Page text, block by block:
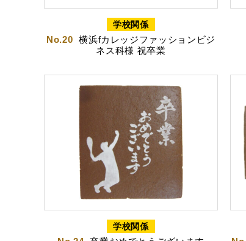
茶ってら
プライバシーポリシー
学校関係
No.20
横浜fカレッジファッションビジ
ネス科様 祝卒業
学校関係